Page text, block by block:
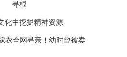
寻根
化中挖掘精神资源
衣全网寻亲！幼时曾被卖